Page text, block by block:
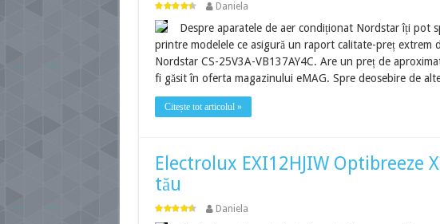
Daniela
Despre aparatele de aer condiționat Nordstar îți pot
printre modelele ce asigură un raport calitate-preț extrem
Nordstar CS-25V3A-VB137AY4C. Are un preț de
fi găsit în oferta magazinului eMAG. Spre deosebire de
Citește tot articolul »
Electrolux EXI12HJIW Optibreeze
tău
Daniela